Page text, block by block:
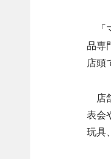
「
品専
店頭
店
表会
玩具